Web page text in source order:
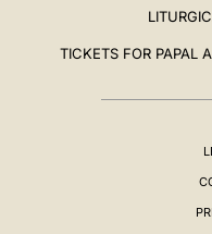
TICKETS FOR PAPAL